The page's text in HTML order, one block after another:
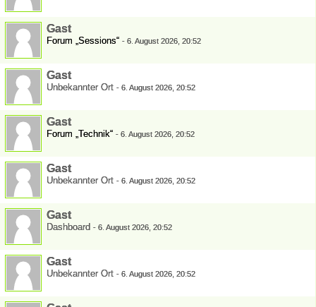
Gast
Forum „Sessions“ - 6. August 2026, 20:52
Gast
Unbekannter Ort - 6. August 2026, 20:52
Gast
Forum „Technik“ - 6. August 2026, 20:52
Gast
Unbekannter Ort - 6. August 2026, 20:52
Gast
Dashboard - 6. August 2026, 20:52
Gast
Unbekannter Ort - 6. August 2026, 20:52